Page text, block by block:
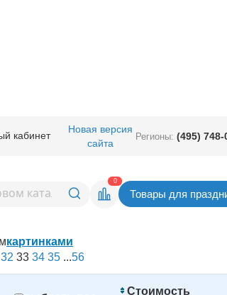
кабинет
Новая версия
сайта
Регионы: (495) 748-
0
Товары для
на день рождения |
картинками
32 33 34 35 ...56
Стоимость